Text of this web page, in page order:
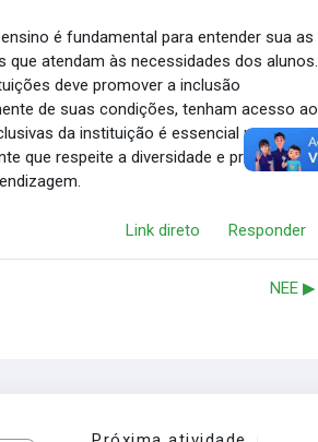
é fundamental para entender sua as
atendam às necessidades dos alunos.
deve promover a inclusão
de suas condições, tenham acesso ao
da instituição é essencial para que
que respeite a diversidade e promova a
Link direto Responder
NEE ▶︎